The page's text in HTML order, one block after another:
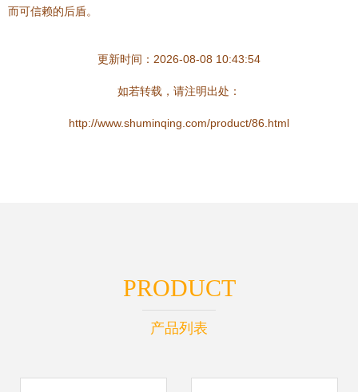
而可信赖的后盾。
更新时间：2026-08-08 10:43:54
如若转载，请注明出处：
http://www.shuminqing.com/product/86.html
PRODUCT
产品列表